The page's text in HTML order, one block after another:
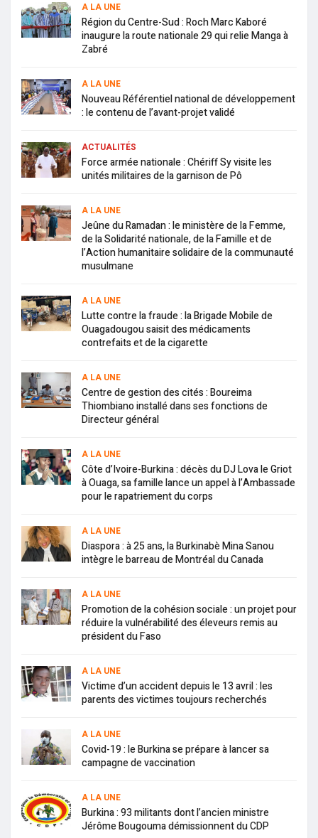
A LA UNE
Région du Centre-Sud : Roch Marc Kaboré
inaugure la route nationale 29 qui relie Manga à
Zabré
A LA UNE
Nouveau Référentiel national de développement
: le contenu de l’avant-projet validé
ACTUALITÉS
Force armée nationale : Chériff Sy visite les
unités militaires de la garnison de Pô
A LA UNE
Jeûne du Ramadan : le ministère de la Femme,
de la Solidarité nationale, de la Famille et de
l’Action humanitaire solidaire de la communauté
musulmane
A LA UNE
Lutte contre la fraude : la Brigade Mobile de
Ouagadougou saisit des médicaments
contrefaits et de la cigarette
A LA UNE
Centre de gestion des cités : Boureima
Thiombiano installé dans ses fonctions de
Directeur général
A LA UNE
Côte d’Ivoire-Burkina : décès du DJ Lova le Griot
à Ouaga, sa famille lance un appel à l’Ambassade
pour le rapatriement du corps
A LA UNE
Diaspora : à 25 ans, la Burkinabè Mina Sanou
intègre le barreau de Montréal du Canada
A LA UNE
Promotion de la cohésion sociale : un projet pour
réduire la vulnérabilité des éleveurs remis au
président du Faso
A LA UNE
Victime d’un accident depuis le 13 avril : les
parents des victimes toujours recherchés
A LA UNE
Covid-19 : le Burkina se prépare à lancer sa
campagne de vaccination
A LA UNE
Burkina : 93 militants dont l’ancien ministre
Jérôme Bougouma démissionnent du CDP